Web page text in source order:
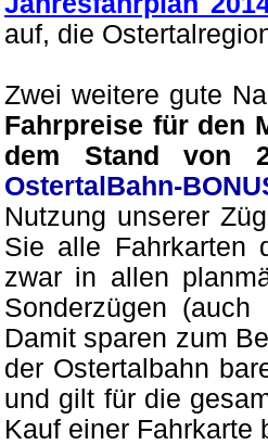
auf, die
Zwei weitere gute
Fahrpreise für den
dem Stand von
OstertalBahn-
Nutzung unserer
Sie alle Fahrkarten
zwar in allen
Sonderzügen (auch
Damit sparen zum
der Ostertalbahn
und gilt für die
Kauf einer Fahrkarte